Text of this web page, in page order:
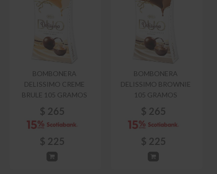
BOMBONERA
DELISSIMO CREME
BRULE 105 GRAMOS
$ 265
$ 225
BOMBONERA
DELISSIMO BROWNIE
105 GRAMOS
$ 265
$ 225